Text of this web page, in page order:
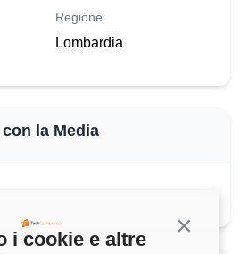
Continua
i cookie e altre
Regione
Lombardia
la Media